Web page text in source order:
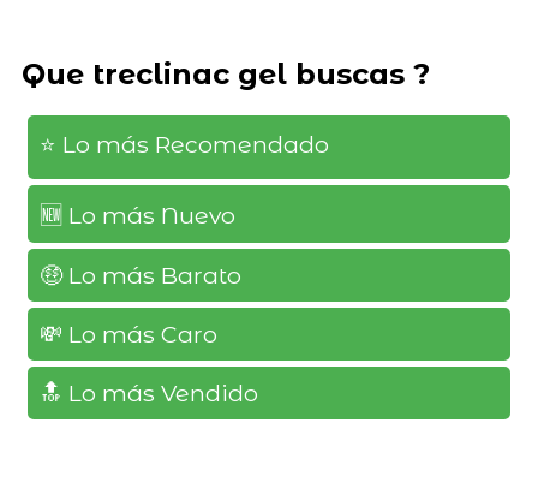
Que treclinac gel buscas ?
⭐️ Lo más Recomendado
🆕️ Lo más Nuevo
🤑 Lo más Barato
💸 Lo más Caro
🔝 Lo más Vendido